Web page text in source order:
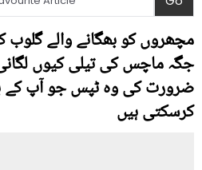
مچھروں کو بھگانے والے
جگہ ماچس کی تیلی کیوں
ضرورت کی وہ ٹپس جو آپ کے
کرسکتی ہیں